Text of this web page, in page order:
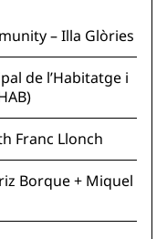
– Illa Glòries
de l’Habitatge i
Franc Llonch
Borque + Miquel